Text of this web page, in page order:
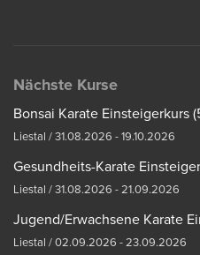
Nächste Kurse
Bonsai Karate Einsteigerkurs
Liestal / 31.08.2026 - 19.10.2026
Gesundheits-Karate
Liestal / 31.08.2026 - 21.09.2026
Jugend/Erwachsene Karate
Liestal / 02.09.2026 - 23.09.2026